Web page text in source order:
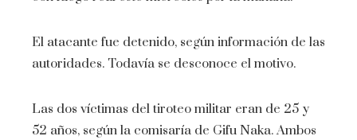
El atacante fue detenido, según información de las
autoridades. Todavía se desconoce el motivo.
Las dos víctimas del tiroteo militar eran de 25 y
52 años, según la comisaría de Gifu Naka. Ambos